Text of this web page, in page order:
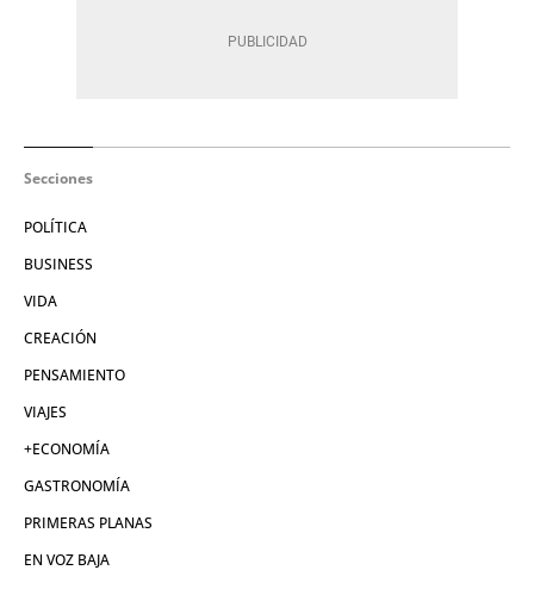
Secciones
POLÍTICA
BUSINESS
VIDA
CREACIÓN
PENSAMIENTO
VIAJES
+ECONOMÍA
GASTRONOMÍA
PRIMERAS PLANAS
EN VOZ BAJA